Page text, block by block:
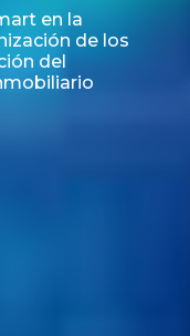
en la
de los
del